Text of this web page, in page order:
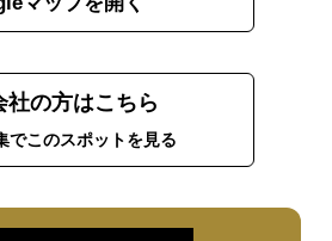
社の方はこちら
でこのスポットを見る